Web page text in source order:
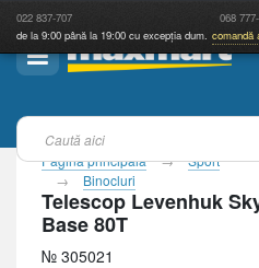
022 837-707 068
de la 9:00 până la 19:00 cu excepția dum. comandă
Pagina principală
Sport
Binocluri
Telescop Levenhuk
Base 80T
№ 305021